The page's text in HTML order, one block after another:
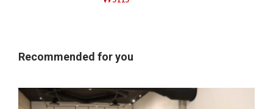
Recommended for you